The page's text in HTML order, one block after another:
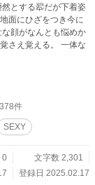
面にひざをつき今に
さえ覚える。 一体な
件
SEXY
0
文字数 2,301
登録日 2025.02.17